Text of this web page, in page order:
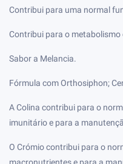
Contribui para uma normal
Contribui para o metabolismo
Sabor a Melancia.
Fórmula com Orthosiphon;
A Colina contribui para o
imunitário e para a
O Crómio contribui para o